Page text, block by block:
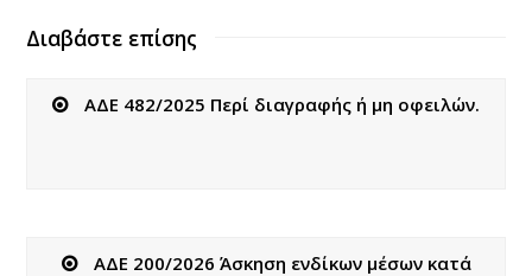
Διαβάστε επίσης
ΑΔΕ 482/2025 Περί διαγραφής ή μη οφειλών.
ΑΔΕ 200/2026 Άσκηση ενδίκων μέσων κατά